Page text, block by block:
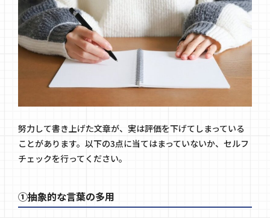
努力して書き上げた文章が、実は評価を下げてしまっている
ことがあります。以下の3点に当てはまっていないか、セルフ
チェックを行ってください。
①抽象的な言葉の多用